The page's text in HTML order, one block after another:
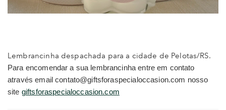
Lembrancinha despachada para a cidade de Pelotas/RS.
Para encomendar a sua lembrancinha entre em contato
através email contato@giftsforaspecialoccasion.com nosso
site giftsforaspecialoccasion.com